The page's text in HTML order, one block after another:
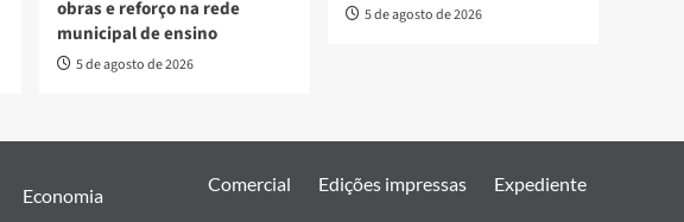
obras e reforço na rede
municipal de ensino
5 de agosto de 2026
5 de agosto de 2026
Economia
Comercial Edições impressas Expediente